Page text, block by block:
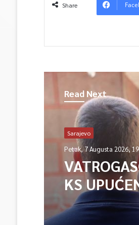
Share
Read Next
Sarajevo
Petak, 7 Augusta 2026,
KS
ISPOMOĆ